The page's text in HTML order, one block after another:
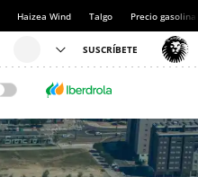
Haizea Wind Talgo Precio gasolina